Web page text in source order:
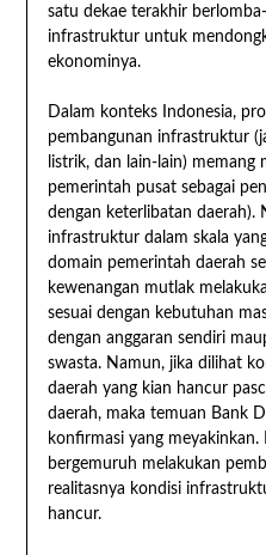
satu dekae terakhir
infrastruktur untuk
ekonominya.
Dalam konteks Indonesia,
pembangunan infrastruktur
listrik, dan lain-lain) memang
pemerintah pusat sebagai
dengan keterlibatan daerah).
infrastruktur dalam skala
domain pemerintah daerah
kewenangan mutlak
sesuai dengan kebutuhan
dengan anggaran sendiri
swasta. Namun, jika dilihat
daerah yang kian hancur
daerah, maka temuan Bank
konfirmasi yang
bergemuruh melakukan
realitasnya kondisi
hancur.